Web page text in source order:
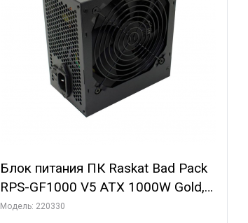
Блок питания ПК Raskat Bad Pack
RPS-GF1000 V5 ATX 1000W Gold,
Full Modular, Active PFC/ ERP2014
Модель: 220330